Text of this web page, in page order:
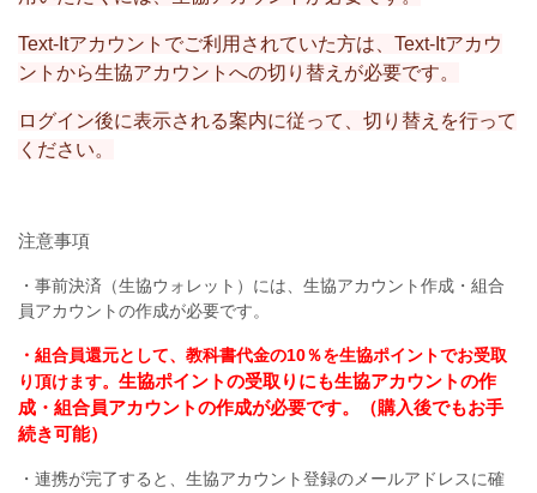
Text-Itアカウントでご利用されていた方は、Text-Itアカウ
ントから生協アカウントへの切り替えが必要です。
ログイン後に表示される案内に従って、切り替えを行って
ください。
注意事項
・事前決済（生協ウォレット）には、生協アカウント作成・組合
員アカウントの作成が必要です。
・組合員還元として、教科書代金の10％を生協ポイントでお受取
り頂けます。 生協ポイントの受取りにも生協アカウントの作
成・組合員アカウントの作成が必要です。（購入後でもお手
続き可能）
・連携が完了すると、生協アカウント登録のメールアドレスに確